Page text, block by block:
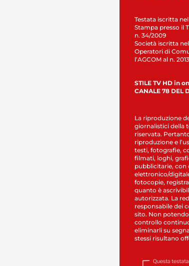
Testata iscritta
Stampa presso il
n. 34/2009
Società iscritta
Operatori di
l’AGCOM al n.
STILE TV HD in
CANALE 78 DEL
La riproduzione
giornalistici della
riservata.
riproduzione e
testi, fotografie,
filmati, loghi,
pubblicitarie, con
elettronico/
fotocopie,
quanto è
autorizzata. La
responsabile dei
sito. Non
controllo
eliminarli su
stessi risultano